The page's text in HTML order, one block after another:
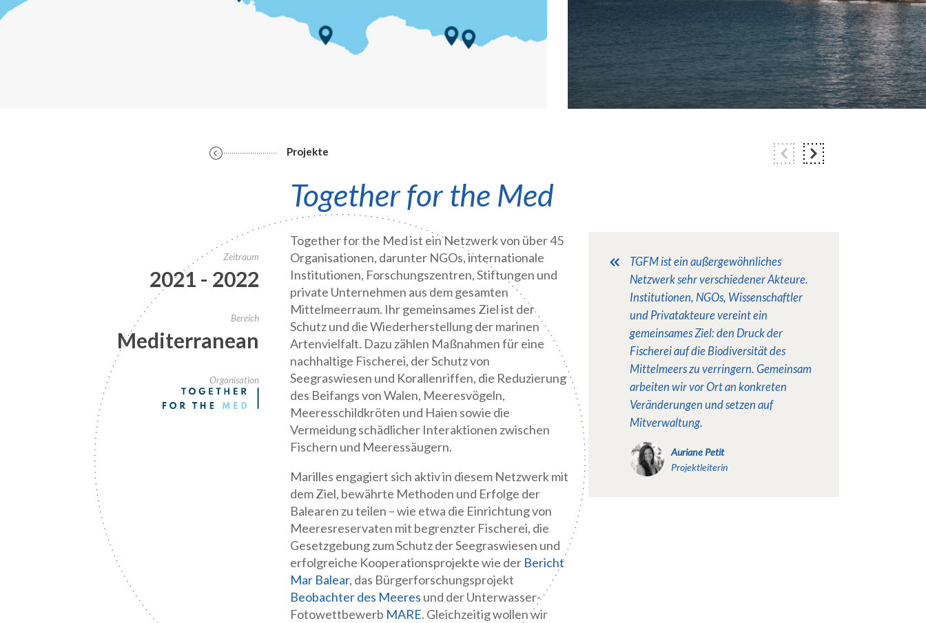
Projekte
Together for the Med
Zeitraum
2021 - 2022
Bereich
Mediterranean
Organisation
Together for the Med ist ein Netzwerk von über 45
Organisationen, darunter NGOs, internationale
Institutionen, Forschungszentren, Stiftungen und
private Unternehmen aus dem gesamten
Mittelmeerraum. Ihr gemeinsames Ziel ist der
Schutz und die Wiederherstellung der marinen
Artenvielfalt. Dazu zählen Maßnahmen für eine
nachhaltige Fischerei, der Schutz von
Seegraswiesen und Korallenriffen, die Reduzierung
des Beifangs von Walen, Meeresvögeln,
Meeresschildkröten und Haien sowie die
Vermeidung schädlicher Interaktionen zwischen
Fischern und Meeressäugern.
Marilles engagiert sich aktiv in diesem Netzwerk mit
dem Ziel, bewährte Methoden und Erfolge der
Balearen zu teilen – wie etwa die Einrichtung von
Meeresreservaten mit begrenzter Fischerei, die
Gesetzgebung zum Schutz der Seegraswiesen und
erfolgreiche Kooperationsprojekte wie der Bericht
Mar Balear, das Bürgerforschungsprojekt
Beobachter des Meeres und der Unterwasser-
Fotowettbewerb MARE. Gleichzeitig wollen wir
TGFM ist ein außergewöhnliches
Netzwerk sehr verschiedener Akteure.
Institutionen, NGOs, Wissenschaftler
und Privatakteure vereint ein
gemeinsames Ziel: den Druck der
Fischerei auf die Biodiversität des
Mittelmeers zu verringern. Gemeinsam
arbeiten wir vor Ort an konkreten
Veränderungen und setzen auf
Mitverwaltung.
Auriane Petit
Projektleiterin